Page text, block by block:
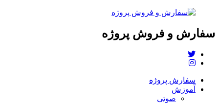
سفارش و فروش پروژه
سفارش پروژه
آموزش
صوتی